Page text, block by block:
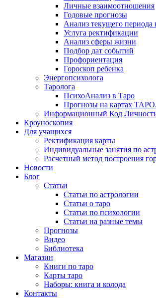
Личные взаимоотношения
Годовые прогнозы
Анализ текущего периода
Услуга ректификации
Анализ сферы жизни
Подбор дат событий
Профориентация
Гороскоп ребенка
Энергопсихолога
Таролога
ПсихоАнализ в Таро
Прогнозы на картах ТАРО.
Информационный Код
Кроуноскопия
Для учащихся
Ректификация карты
Индивидуальные занятия по
Расчетный метод построения
Новости
Блог
Статьи
Статьи по астрологии
Статьи о таро
Статьи по психологии
Статьи на разные темы
Прогнозы
Видео
Библиотека
Магазин
Книги по таро
Карты таро
Наборы: книга и колода
Контакты